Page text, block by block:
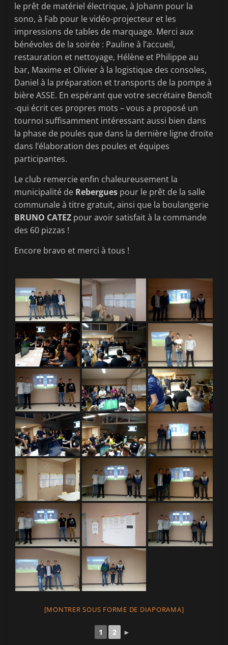
le prêt de matériel électrique, à Johann pour la
sono, à Fab pour le vidéo-projecteur et les
impressions de tables de marquage. Merci aux
bénévoles de la soirée : Pauline à l’accueil,
restauration et nettoyage, Hélène et Philippe au
bar, Maxime et Olivier à la logistique des consoles,
Daniel à la préparation et transports de la pompe à
bière ASSE. En espérant que votre secrétaire Benoît
-qui écrit ces propres mots – vous a proposé un
tournoi suffisamment intéressant aussi bien dans
la phase de poules que dans la dernière ligne droite
dans l’élaboration des poules et équipes
participantes.
Le club remercie enfin chaleureusement la
municipalité de Rebergues pour le prêt de la salle
communale à titre gratuit, ainsi que la boulangerie
BRUNO CATEZ pour avoir satisfait à la commande
des 60 pizzas !
Encore bravo et merci à tous !
[MONTRER SOUS FORME DE DIAPORAMA]
1 2 ►